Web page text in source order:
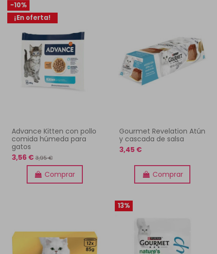
-10%
¡En oferta!
Advance Kitten con pollo
comida húmeda para
gatos
3,56 €3,95 €
Comprar
Gourmet Revelation Atún
y cascada de salsa
3,45 €
Comprar
13%